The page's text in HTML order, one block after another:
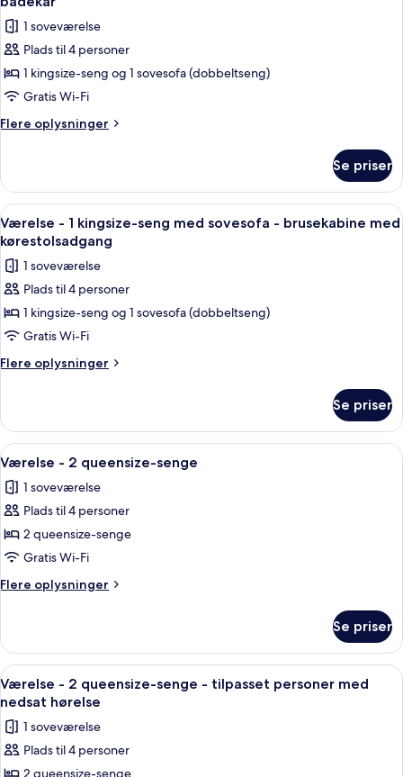
med
nedsat
hørelse
sovesofa
personer
med
hørelse
billeder
af
Værelse
-
1
kingsize-
sovesofa
handicapvenligt
badekar
1 soveværelse
Plads til 4 personer
1 kingsize-seng og 1 sovesofa (dobbeltseng)
Gratis Wi-Fi
Flere oplysninger
Flere
-
kingsize-
seng
sovesofa
handicapvenligt
badekar
Se priser
Indlæs
alle
billeder
af
Værelse
-
1
kingsize-
sovesofa
brusekabine
med
kørestolsadgang
Premium-sengetøj, senge med
9
Værelse - 1 kingsize-seng med sovesofa - brusekabine med
kørestolsadgang
1 soveværelse
Plads til 4 personer
1 kingsize-seng og 1 sovesofa (dobbeltseng)
Gratis Wi-Fi
Flere oplysninger
Flere
-
kingsize-
med
sovesofa
brusekabine
med
Se priser
Indlæs
alle
billeder
af
Værelse
-
2
queensize-
Premium-sengetøj, senge med
8
Værelse - 2 queensize-senge
1 soveværelse
Plads til 4 personer
2 queensize-senge
Gratis Wi-Fi
Flere oplysninger
Flere
-
queensize-
senge
Se priser
Indlæs
alle
billeder
af
Værelse
Premium-sengetøj, senge med
9
Værelse - 2 queensize-senge - tilpasset personer med
nedsat hørelse
1 soveværelse
Plads til 4 personer
2 queensize-senge